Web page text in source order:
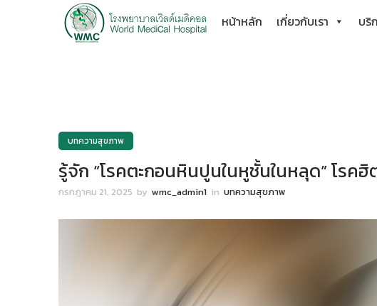
หน้าหลัก เกี่ยวกับเรา บริ
บทความสุขภาพ
รู้จัก “โรคตะกอนหินปูนในหูชั้นในหลุด” โรคฮิ
กรกฎาคม 21, 2025 by wmc_admin1 in บทความสุขภาพ